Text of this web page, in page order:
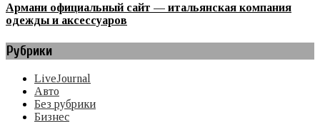
Армани официальный сайт — итальянская компания
одежды и аксессуаров
Рубрики
LiveJournal
Авто
Без рубрики
Бизнес